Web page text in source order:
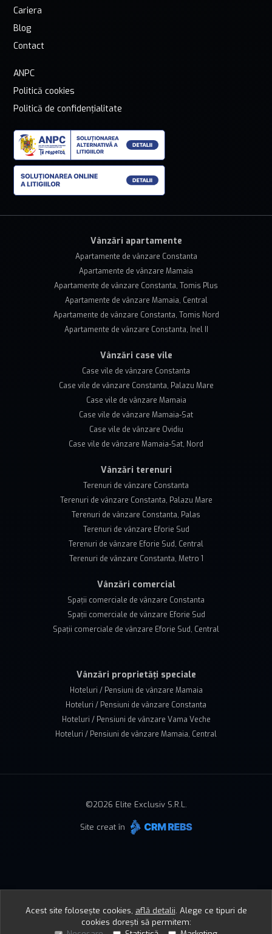
Cariera
Blog
Contact
ANPC
Politică cookies
Politică de confidențialitate
Vânzări apartamente
Apartamente de vânzare Constanta
Apartamente de vânzare Mamaia
Apartamente de vânzare Constanta, Tomis Plus
Apartamente de vânzare Mamaia, Central
Apartamente de vânzare Constanta, Tomis Nord
Apartamente de vânzare Constanta, Inel II
Vânzări case vile
Case vile de vânzare Constanta
Case vile de vânzare Constanta, Palazu Mare
Case vile de vânzare Mamaia
Case vile de vânzare Mamaia-Sat
Case vile de vânzare Ovidiu
Case vile de vânzare Mamaia-Sat, Nord
Vânzări terenuri
Terenuri de vânzare Constanta
Terenuri de vânzare Constanta, Palazu Mare
Terenuri de vânzare Constanta, Palas
Terenuri de vânzare Eforie Sud
Terenuri de vânzare Eforie Sud, Central
Terenuri de vânzare Constanta, Metro 1
Vânzări comercial
Spații comerciale de vânzare Constanta
Spații comerciale de vânzare Eforie Sud
Spații comerciale de vânzare Eforie Sud, Central
Vânzări proprietăți speciale
Hoteluri / Pensiuni de vânzare Mamaia
Hoteluri / Pensiuni de vânzare Constanta
Hoteluri / Pensiuni de vânzare Vama Veche
Hoteluri / Pensiuni de vânzare Mamaia, Central
©2026 Elite Exclusiv S.R.L.
Site creat în
Acest site folosește cookies, află detalii. Alege ce tipuri de
cookies dorești să permitem: